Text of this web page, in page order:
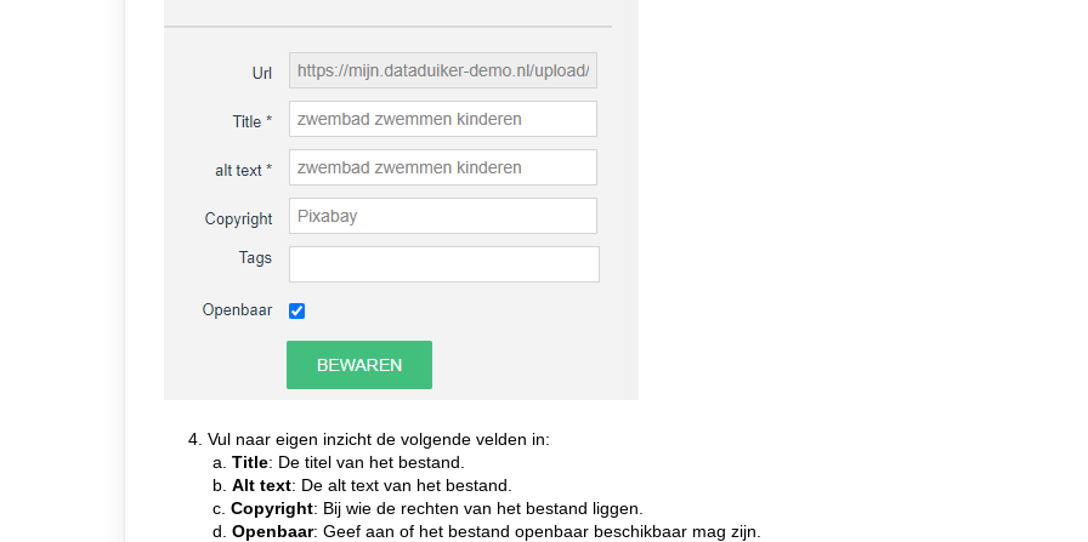
4. Vul naar eigen inzicht de volgende velden in:
a. Title: De titel van het bestand.
b. Alt text: De alt text van het bestand.
c. Copyright: Bij wie de rechten van het bestand liggen.
d. Openbaar: Geef aan of het bestand openbaar beschikbaar mag zijn.